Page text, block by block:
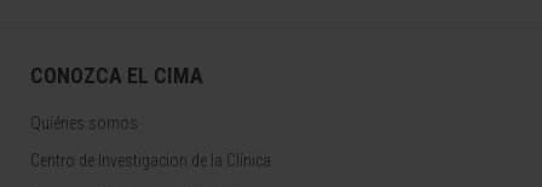
CONOZCA EL CIMA
Quiénes somos
Centro de Investigacion de la Clínica